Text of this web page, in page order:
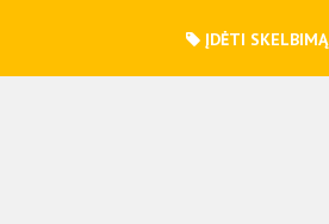
ĮDĖTI SKELBIMĄ